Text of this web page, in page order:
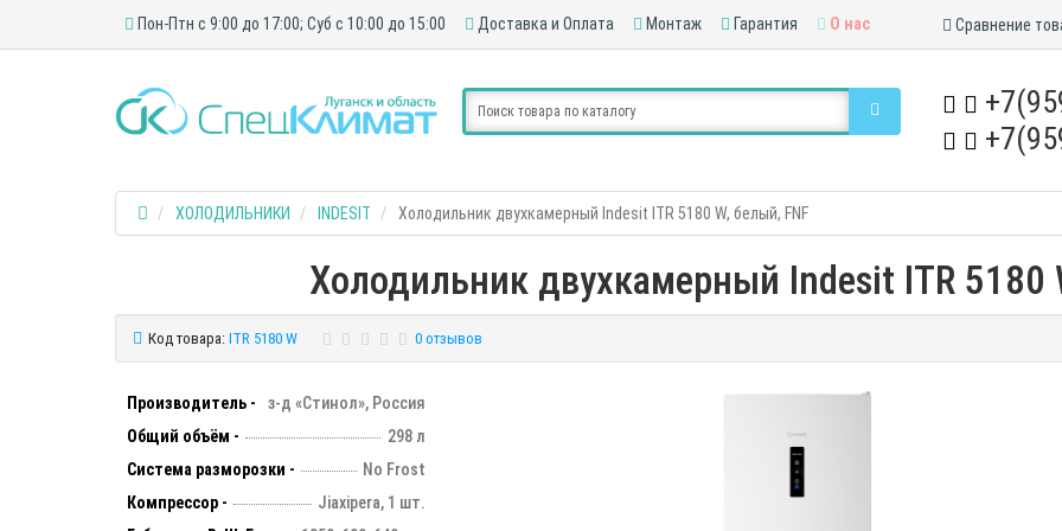
Пон-Птн с 9:00 до 17:00; Суб с 10:00 до 15:00 Доставка и Оплата Монтаж Гарантия О нас Сравнение
ХОЛОДИЛЬНИКИ INDESIT Холодильник двухкамерный Indesit ITR 5180 W, белый, FNF
Холодильник двухкамерный Indesit ITR 5180
Код товара: ITR 5180 W 0 отзывов
Производитель -
з-д «Стинол», Россия
Общий объём -
298 л
Система разморозки -
No Frost
Компрессор -
Jiaxipera, 1 шт.